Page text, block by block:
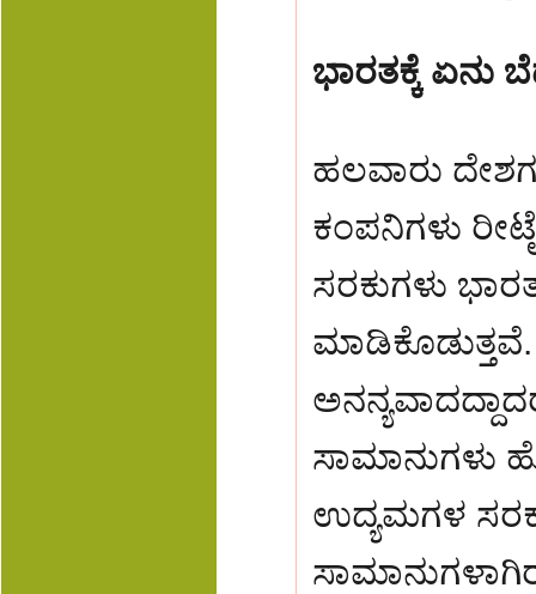
ಭಾರತಕ್ಕೆ ಏನು
ಹಲವಾರು
ಕಂಪನಿಗಳು
ಸರಕುಗಳು
ಸಾಮಾನುಗಳು
ಉದ್ಯಮಗಳ